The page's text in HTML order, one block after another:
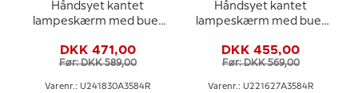
Håndsyet kantet
lampeskærm med buer
med off white silke
DKK 471,00
Før: DKK 589,00
Varenr.: U241830A3584R
Håndsyet kantet
lampeskærm med buer
med off white silke
DKK 455,00
Før: DKK 569,00
Varenr.: U221627A3584R